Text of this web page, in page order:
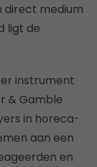
direct medium
ligt de
instrument
& Gamble
in horeca-
aan een
en